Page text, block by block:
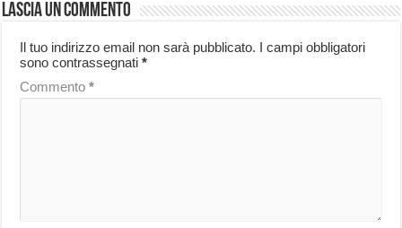
Lascia un commento
Il tuo indirizzo email non sarà pubblicato. I campi obbligatori
sono contrassegnati*
Commento*